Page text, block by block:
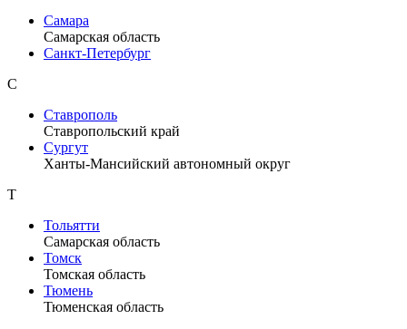
Самара
Самарская область
Санкт-Петербург
С
Ставрополь
Ставропольский край
Сургут
Ханты-Мансийский автономный округ
Т
Тольятти
Самарская область
Томск
Томская область
Тюмень
Тюменская область